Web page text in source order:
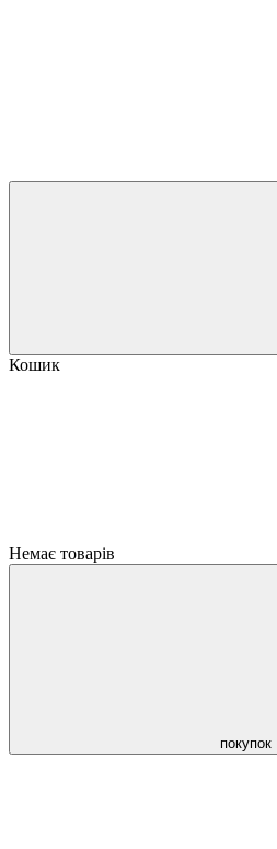
Кошик
Немає товарів
покупок